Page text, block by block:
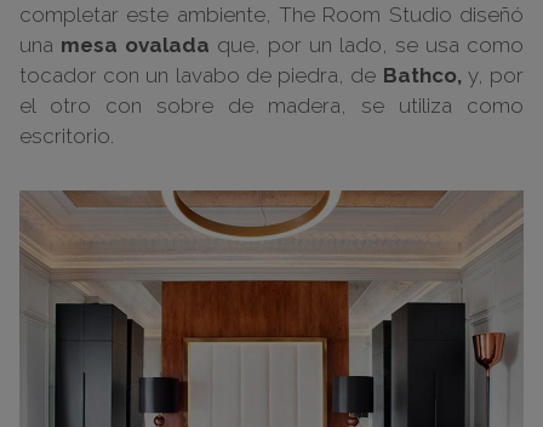
completar este ambiente, The Room Studio diseñó
una mesa ovalada que, por un lado, se usa como
tocador con un lavabo de piedra, de Bathco, y, por
el otro con sobre de madera, se utiliza como
escritorio.